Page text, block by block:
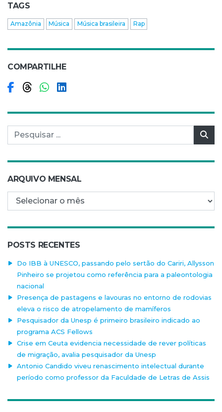
TAGS
Amazônia Música Música brasileira Rap
COMPARTILHE
Compartilhar no Facebook
Compartilhar no Threads
Compartilhar no WhatsApp
Compartilhar no LinkedIn
Pesquisar por:
ARQUIVO MENSAL
Arquivo mensal
POSTS RECENTES
Do IBB à UNESCO, passando pelo sertão do Cariri, Allysson
Pinheiro se projetou como referência para a paleontologia
nacional
Presença de pastagens e lavouras no entorno de rodovias
eleva o risco de atropelamento de mamíferos
Pesquisador da Unesp é primeiro brasileiro indicado ao
programa ACS Fellows
Crise em Ceuta evidencia necessidade de rever políticas
de migração, avalia pesquisador da Unesp
Antonio Candido viveu renascimento intelectual durante
período como professor da Faculdade de Letras de Assis